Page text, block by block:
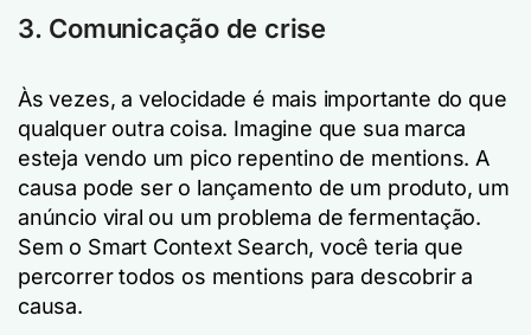
3. Comunicação de crise
Às vezes, a velocidade é mais importante do que
qualquer outra coisa. Imagine que sua marca
esteja vendo um pico repentino de mentions. A
causa pode ser o lançamento de um produto, um
anúncio viral ou um problema de fermentação.
Sem o Smart Context Search, você teria que
percorrer todos os mentions para descobrir a
causa.